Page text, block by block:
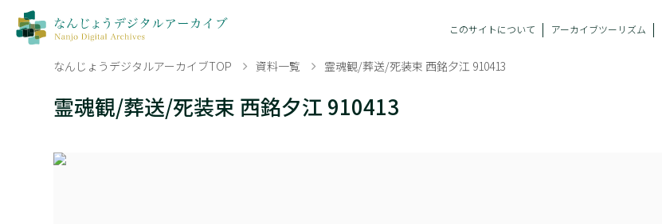
このサイトについて アーカイブツーリズム
なんじょうデジタルアーカイブTOP 資料一覧 霊魂観/葬送/死装束 西銘夕江 910413
霊魂観/葬送/死装束 西銘夕江 910413